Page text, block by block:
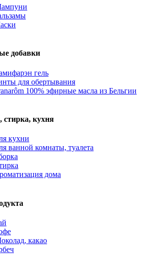
добавки
гель
для обертывания
100% эфирные масла из Бельгии
стирка, кухня
кухни
ванной комнаты, туалета
дома
какао